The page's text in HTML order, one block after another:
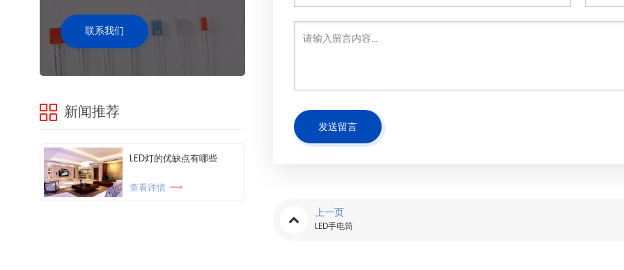
联系我们
新闻推荐
LED灯的优缺点有哪些
查看详情
发送留言
上一页
LED手电筒